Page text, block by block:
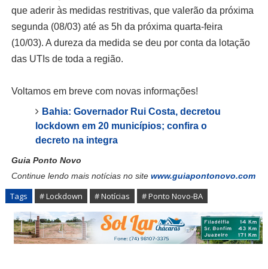
que aderir às medidas restritivas, que valerão da próxima
segunda (08/03) até as 5h da próxima quarta-feira
(10/03). A dureza da medida se deu por conta da lotação
das UTIs de toda a região.
Voltamos em breve com novas informações!
Bahia: Governador Rui Costa, decretou
lockdown em 20 municípios; confira o
decreto na integra
Guia Ponto Novo
Continue lendo mais notícias no site www.guiapontonovo.com
Tags # Lockdown # Notícias # Ponto Novo-BA